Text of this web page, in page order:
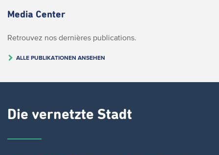
Media Center
Retrouvez nos dernières publications.
ALLE PUBLIKATIONEN ANSEHEN
Die vernetzte Stadt